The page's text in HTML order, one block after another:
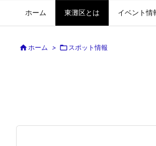
ホーム 東灘区とは イベント情
ホーム >  スポット情報